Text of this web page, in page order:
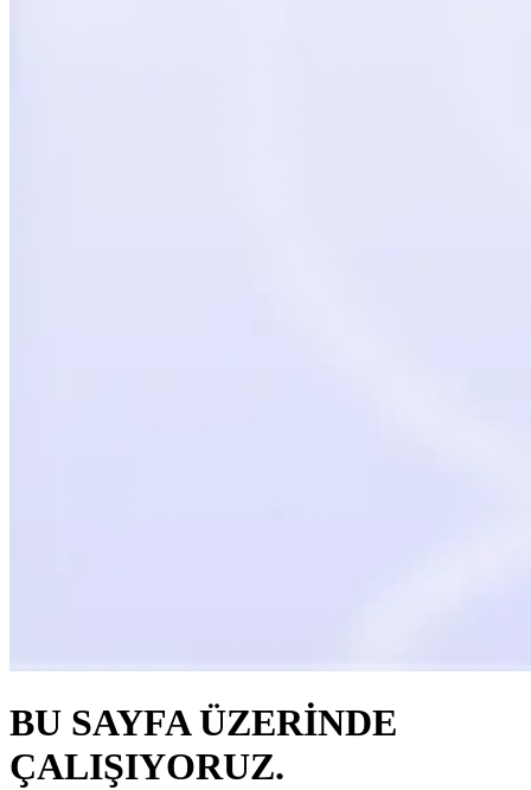
BU SAYFA ÜZERİNDE
ÇALIŞIYORUZ.